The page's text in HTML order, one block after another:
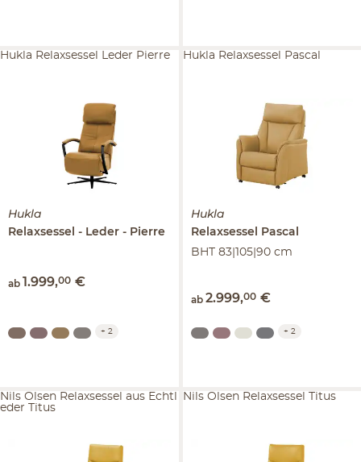
Hukla
Relaxsessel Leder Pierre
ab 1.999,00 €
Hukla Relaxsessel Leder Pierre
+ 2
Hukla
Relaxsessel
Pascal
BHT 83|105|90 cm
ab 2.999,00 €
Hukla Relaxsessel Pascal
+ 2
Nils Olsen Relaxsessel aus Echtl
eder Titus
Nils Olsen Relaxsessel Titus